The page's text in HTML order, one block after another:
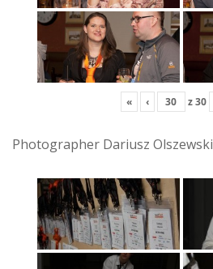
« ‹ z30
Photographer Dariusz Olszewski